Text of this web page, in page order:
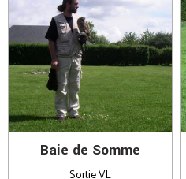
Baie de Somme
Sortie VL